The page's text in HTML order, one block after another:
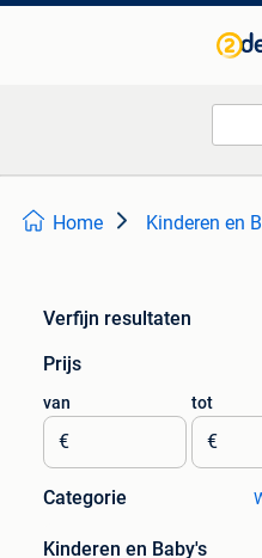
Home Kinderen en
Verfijn resultaten
Prijs
van
€
tot
€
Categorie
Kinderen en Baby's